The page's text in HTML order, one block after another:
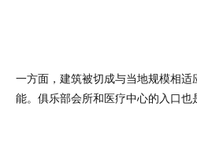
一方面，建筑被切成与当地规模相
能。俱乐部会所和医疗中心的入口也